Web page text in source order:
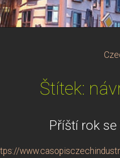
Štítek:
Příští rok